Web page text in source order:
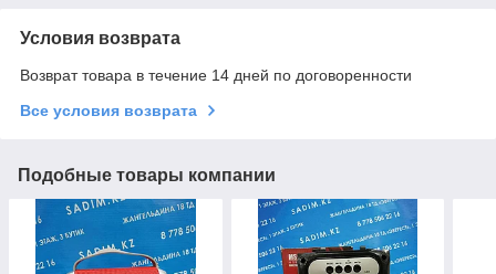
Условия возврата
Возврат товара в течение 14 дней по договоренности
Все условия возврата
Подобные товары компании